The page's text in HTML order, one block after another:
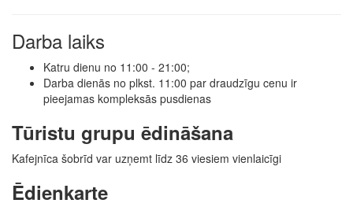
Darba laiks
Katru dienu no 11:00 - 21:00;
Darba dienās no plkst. 11:00 par draudzīgu cenu ir
pieejamas kompleksās pusdienas
Tūristu grupu ēdināšana
Kafejnīca šobrīd var uzņemt līdz 36 viesiem vienlaicīgi
Ēdienkarte